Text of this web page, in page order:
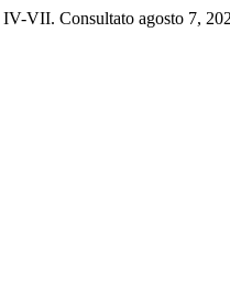
VII. Consultato agosto 7,